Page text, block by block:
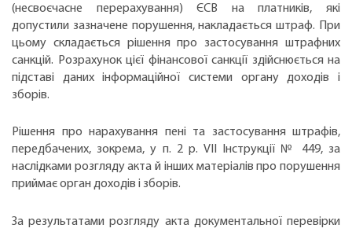
(несвоєчасне перерахування) ЄСВ на платників, які
допустили зазначене порушення, накладається штраф. При
цьому складається рішення про застосування штрафних
санкцій. Розрахунок цієї фінансової санкції здійснюється на
підставі даних інформаційної системи органу доходів і
зборів.
Рішення про нарахування пені та застосування штрафів,
передбачених, зокрема, у п. 2 р. VІІ Інструкції № 449, за
наслідками розгляду акта й інших матеріалів про порушення
приймає орган доходів і зборів.
За результатами розгляду акта документальної перевірки